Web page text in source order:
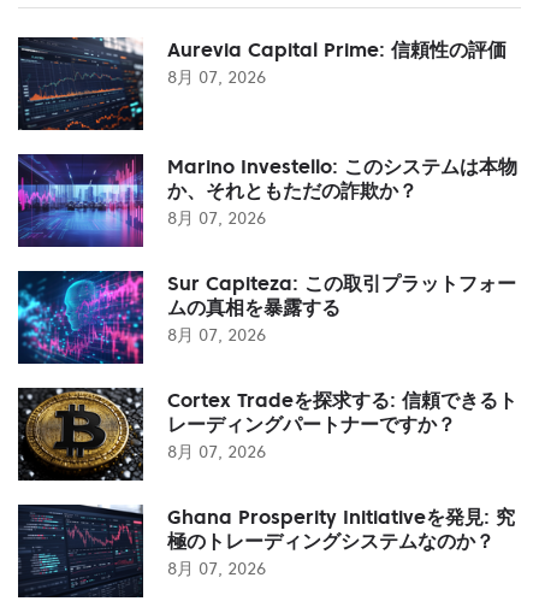
Aurevia Capital Prime: 信頼性の評価
8月 07, 2026
Marino Investello: このシステムは本物
か、それともただの詐欺か？
8月 07, 2026
Sur Capiteza: この取引プラットフォー
ムの真相を暴露する
8月 07, 2026
Cortex Tradeを探求する: 信頼できるト
レーディングパートナーですか？
8月 07, 2026
Ghana Prosperity Initiativeを発見: 究
極のトレーディングシステムなのか？
8月 07, 2026